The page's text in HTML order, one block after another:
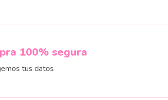
100% segura
tus datos